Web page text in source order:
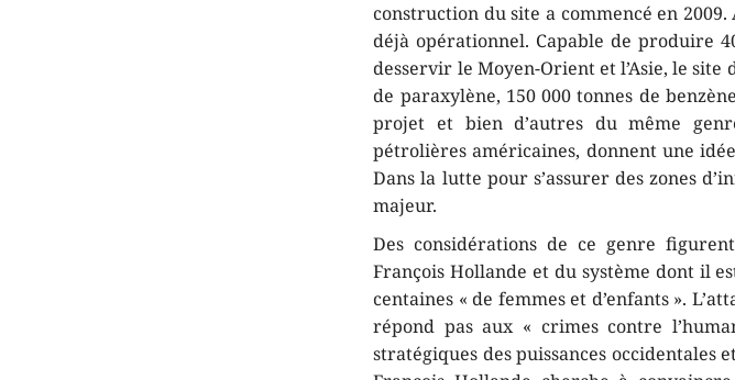
construction du site a commencé en
déjà opérationnel. Capable de produire
desservir le Moyen-Orient et l’Asie, le
de paraxylène, 150 000 tonnes de
projet et bien d’autres du même
pétrolières américaines, donnent une
Dans la lutte pour s’assurer des zones
majeur.
Des considérations de ce genre
François Hollande et du système dont il
centaines « de femmes et d’enfants ».
répond pas aux « crimes contre
stratégiques des puissances occidentales